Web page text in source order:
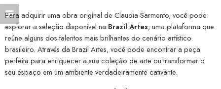
Para adquirir uma obra original de Claudia Sarmento, você pode
explorar a seleção disponível na Brazil Artes, uma plataforma que
reúne alguns dos talentos mais brilhantes do cenário artístico
brasileiro. Através da Brazil Artes, você pode encontrar a peça
perfeita para enriquecer a sua coleção de arte ou transformar o
seu espaço em um ambiente verdadeiramente cativante.